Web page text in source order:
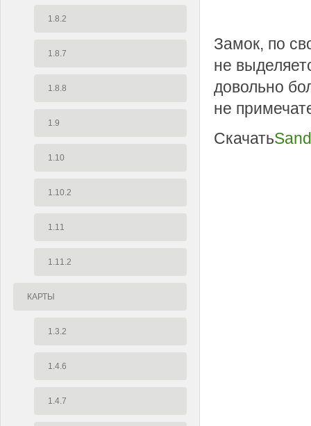
1.8.2
1.8.7
1.8.8
1.9
1.10
1.10.2
1.11
1.11.2
КАРТЫ
1.3.2
1.4.6
1.4.7
Замок, по
не
довольно
не
Скачать